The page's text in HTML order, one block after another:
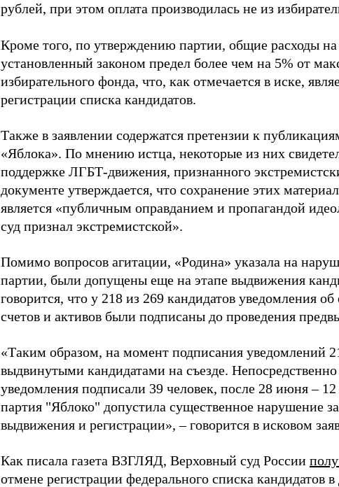
рублей, при этом оплата производилась не из
Кроме того, по утверждению партии, общие расходы
установленный законом предел более чем на 5% от
избирательного фонда, что, как отмечается в иске,
регистрации списка кандидатов.
Также в заявлении содержатся претензии к
«Яблока». По мнению истца, некоторые из них
поддержке ЛГБТ-движения, признанного
документе утверждается, что сохранение этих
является «публичным оправданием и пропагандой
суд признал экстремистской».
Помимо вопросов агитации, «Родина» указала на
партии, были допущены еще на этапе выдвижения
говорится, что у 218 из 269 кандидатов уведомления
счетов и активов были подписаны до проведения
«Таким образом, на момент подписания уведомлений
выдвинутыми кандидатами на съезде.
уведомления подписали 39 человек, после 28 июня –
партия "Яблоко" допустила существенное нарушение
выдвижения и регистрации», – говорится в исковом
Как писала газета ВЗГЛЯД, Верховный суд России
отмене регистрации федерального списка кандидатов